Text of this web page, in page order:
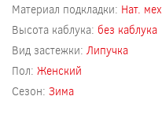
Материал подкладки: Нат. мех
Высота каблука: без каблука
Вид застежки: Липучка
Пол: Женский
Сезон: Зима